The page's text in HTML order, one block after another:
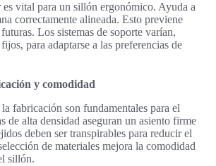
es vital para un sillón ergonómico. Ayuda a
correctamente alineada. Esto previene
Los sistemas de soporte varían,
para adaptarse a las preferencias de
y comodidad
la fabricación son fundamentales para el
de alta densidad aseguran un asiento firme
deben ser transpirables para reducir el
de materiales mejora la comodidad
sillón.